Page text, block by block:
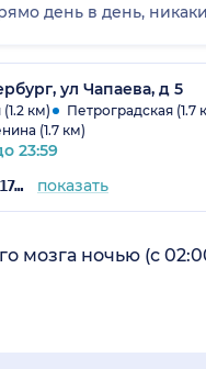
день в день,
в Рэмси при
ул Чапаева, д 5
км)
Петроградская (1.7
(1.7 км)
23:59
+7 (812) 635-17-84 показать
мозга ночью (с